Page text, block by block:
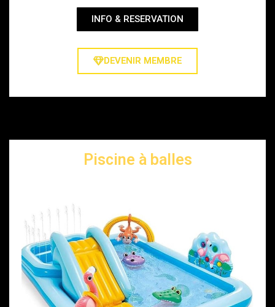
INFO & RESERVATION
DEVENIR MEMBRE
Piscine à balles